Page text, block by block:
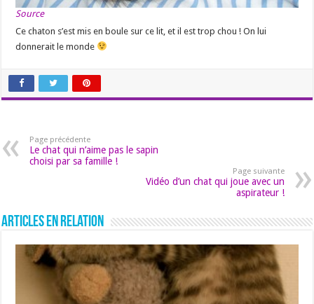
Source
Ce chaton s’est mis en boule sur ce lit, et il est trop chou ! On lui
donnerait le monde
Page précédente
Le chat qui n’aime pas le sapin
choisi par sa famille !
Page suivante
Vidéo d’un chat qui joue avec un
aspirateur !
Articles en relation